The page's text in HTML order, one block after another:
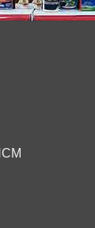
đá lạnh
nước